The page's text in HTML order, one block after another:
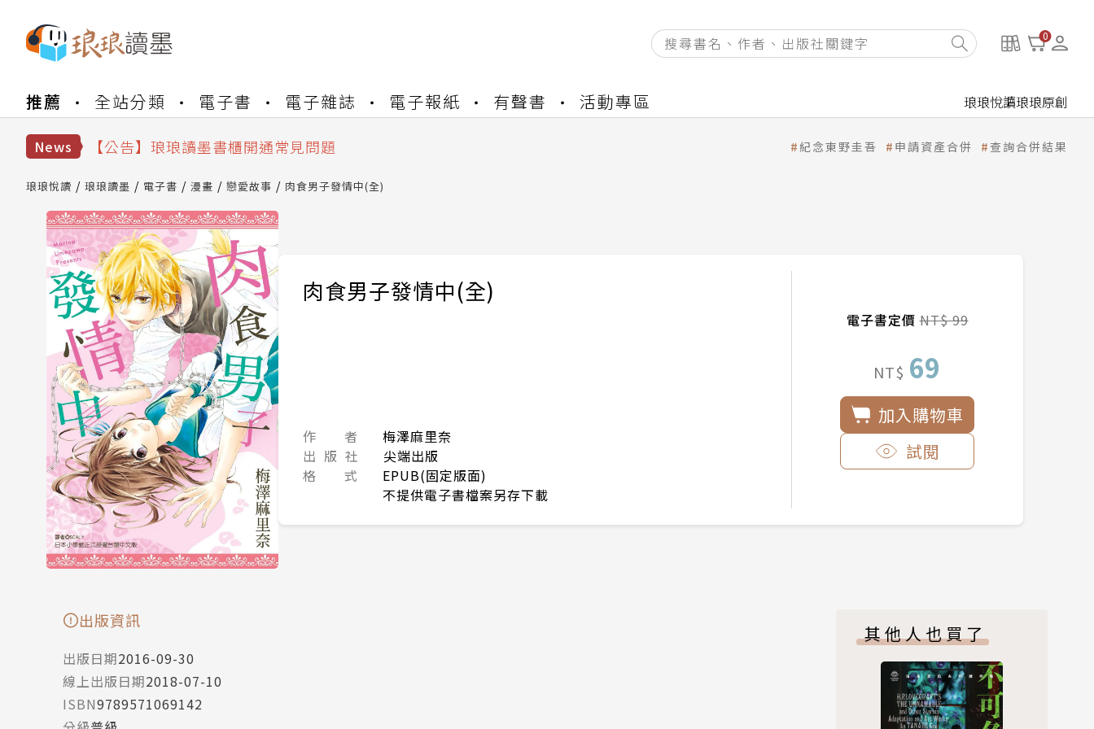
0
推薦 全站分類 電子書 電子雜誌 電子報紙 有聲書 活動專區 琅琅悅讀琅琅原創
News
【公告】琅琅讀墨數位閱讀資產合併與書櫃開通申請
【公告】琅琅讀墨 3 分鐘完成書櫃開通與資產合併申請圖文教學
【公告】琅琅讀墨數位閱讀資產合併與書櫃開通申請
紀念東野圭吾 申請資產合併 查詢合併結果
琅琅悅讀 琅琅讀墨 電子書 漫畫 戀愛故事 肉食男子發情中(全)
肉食男子發情中(全)
作 者
梅澤麻里奈
出 版 社
尖端出版
格 式
EPUB(固定版面)
不提供電子書檔案另存下載
電子書定價NT$ 99
NT$ 69
加入購物車
試閱
出版資訊
出版日期2016-09-30
線上出版日期2018-07-10
ISBN9789571069142
其他人也買了